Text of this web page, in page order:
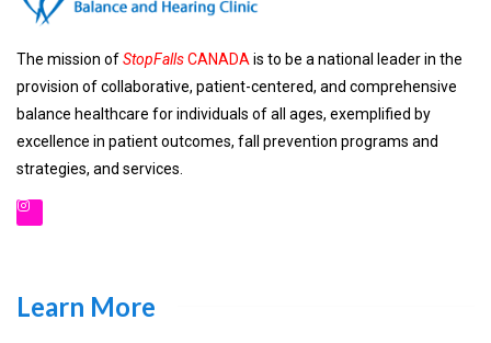
The mission ofStopFallsCANADA is to be a national leader in the
provision of collaborative, patient-centered, and comprehensive
balance healthcare for individuals of all ages, exemplified by
excellence in patient outcomes, fall prevention programs and
strategies, and services.
Learn More